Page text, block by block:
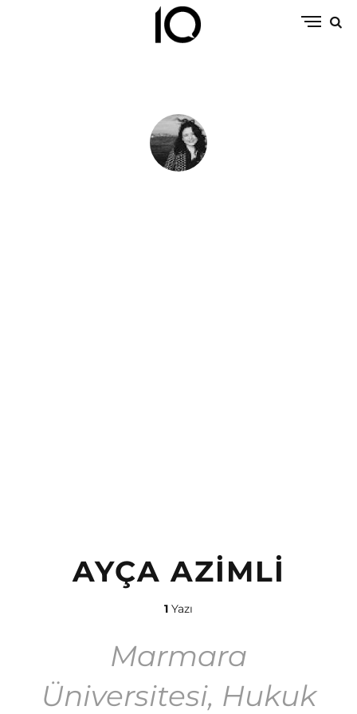
AYÇA AZIMLI
1 Yazı
Marmara
Üniversitesi, Hukuk